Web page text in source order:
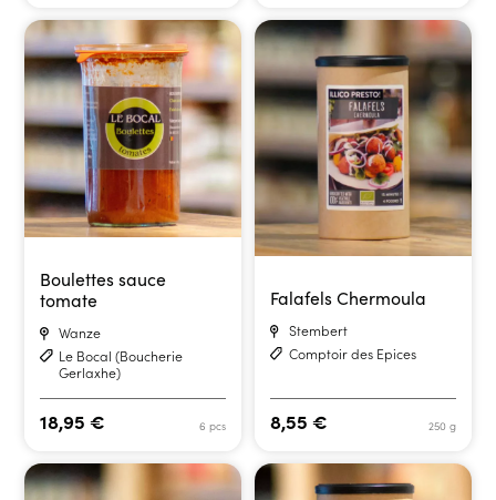
Boulettes sauce
tomate
Wanze
Le Bocal (Boucherie
Gerlaxhe)
6 pcs
18,95€
Falafels Chermoula
Stembert
Comptoir des Epices
250 g
8,55 €